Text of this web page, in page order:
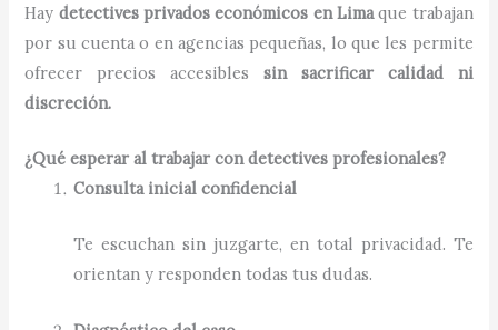
Hay detectives privados económicos en Limaque trabajan
por su cuenta o en agencias pequeñas, lo que les permite
ofrecer precios accesibles sin sacrificar calidad ni
discreción.
¿Qué esperar al trabajar con detectives profesionales?
Consulta inicial confidencial
Te escuchan sin juzgarte, en total privacidad. Te
orientan y responden todas tus dudas.